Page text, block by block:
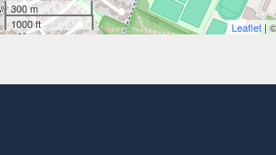
300 m
1000 ft
Leaflet| ©